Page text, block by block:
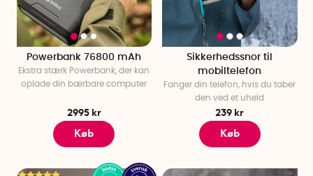
Powerbank 76800 mAh
Ekstra stærk Powerbank, der kan
oplade din bærbare computer
2995 kr
Køb
Sikkerhedssnor til
mobiltelefon
Fanger din telefon, hvis du taber
den ved et uheld
239 kr
Køb